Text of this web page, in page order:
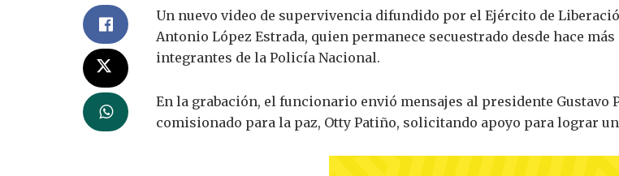
Un nuevo video de supervivencia difundido por el Ejército de
Antonio López Estrada, quien permanece secuestrado desde hace
integrantes de la Policía Nacional.
En la grabación, el funcionario envió mensajes al presidente Gustavo
comisionado para la paz, Otty Patiño, solicitando apoyo para lograr